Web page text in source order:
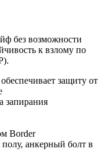
без возможности
к взлому по
защиту от
запирания
Border
анкерный болт в